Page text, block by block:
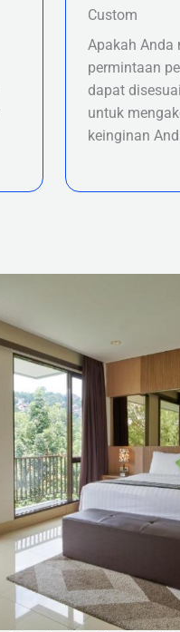
Custom
Apakah Anda
permintaan
dapat
untuk
keinginan